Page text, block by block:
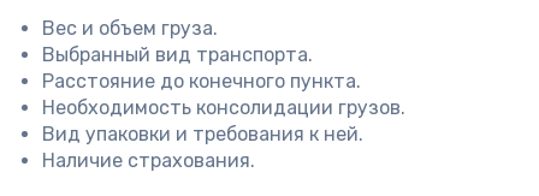
Вес и объем груза.
Выбранный вид транспорта.
Расстояние до конечного пункта.
Необходимость консолидации грузов.
Вид упаковки и требования к ней.
Наличие страхования.